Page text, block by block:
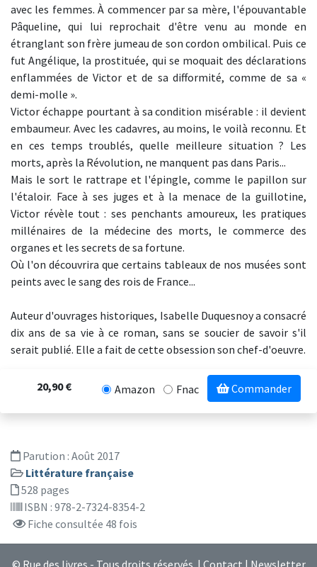
avec les femmes. À commencer par sa mère, l'épouvantable
Pâqueline, qui lui reprochait d'être venu au monde en
étranglant son frère jumeau de son cordon ombilical. Puis ce
fut Angélique, la prostituée, qui se moquait des déclarations
enflammées de Victor et de sa difformité, comme de sa «
demi-molle ».
Victor échappe pourtant à sa condition misérable : il devient
embaumeur. Avec les cadavres, au moins, le voilà reconnu. Et
en ces temps troublés, quelle meilleure situation ? Les
morts, après la Révolution, ne manquent pas dans Paris...
Mais le sort le rattrape et l'épingle, comme le papillon sur
l'étaloir. Face à ses juges et à la menace de la guillotine,
Victor révèle tout : ses penchants amoureux, les pratiques
millénaires de la médecine des morts, le commerce des
organes et les secrets de sa fortune.
Où l'on découvrira que certains tableaux de nos musées sont
peints avec le sang des rois de France...
Auteur d'ouvrages historiques, Isabelle Duquesnoy a consacré
dix ans de sa vie à ce roman, sans se soucier de savoir s'il
serait publié. Elle a fait de cette obsession son chef-d'oeuvre.
20,90 € Amazon Fnac Commander
Parution : Août 2017
Littérature française
528 pages
ISBN : 978-2-7324-8354-2
Fiche consultée 48 fois
© Rue des livres - Tous droits réservés | Contact | Newsletter